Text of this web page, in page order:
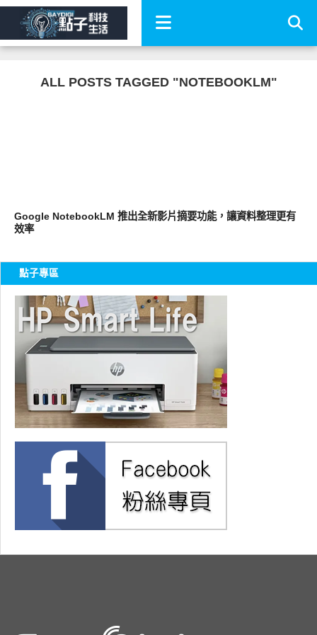
ALL POSTS TAGGED "NOTEBOOKLM"
Google NotebookLM 推出全新影片摘要功能，讓資料整理更有
效率
點子專區